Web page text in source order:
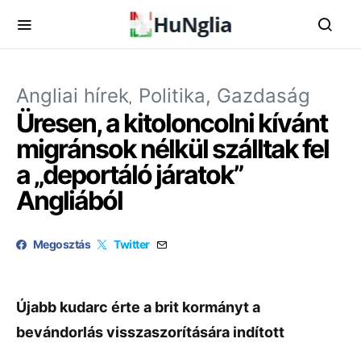
Angliai hírek Politika, Gazdaság
Üresen, a kitoloncolni kívánt
migránsok nélkül szálltak fel
a „deportáló járatok”
Angliából
Megosztás Twitter
Újabb kudarc érte a brit kormányt a
bevándorlás visszaszorítására indított